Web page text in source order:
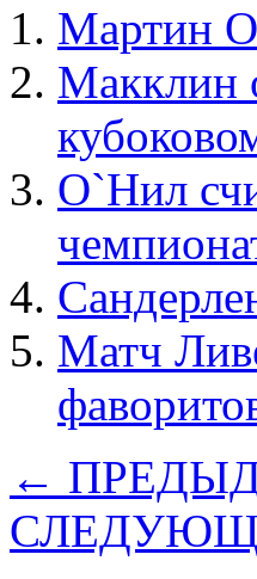
Мартин
Макклин
О`Нил
Матч
←